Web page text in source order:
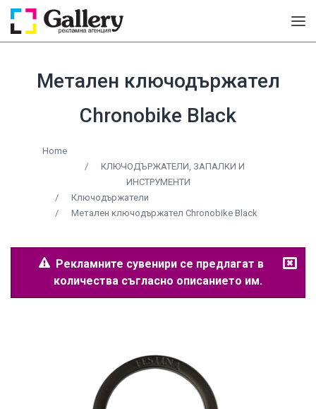
Метален ключодържател
Chronobike Black
Home
/
КЛЮЧОДЪРЖАТЕЛИ, ЗАПАЛКИ И
ИНСТРУМЕНТИ
/
Ключодържатели
/
Метален ключодържател Chronobike Black
Рекламните сувенири се предлагат в
количества съгласно описанието им.